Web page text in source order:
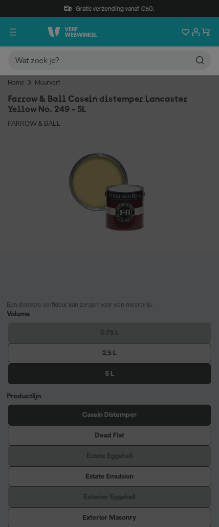
Gratis verzending vanaf €50,-
Home Muurverf
Farrow & Ball Casein distemper Lancaster
Yellow No. 249 - 5L
FARROW & BALL
Een donkere verfkleur kan zorgen voor een meerprijs.
Volume
2.5 L
5 L
Productlijn
Casein Distemper
Dead Flat
Estate Emulsion
Exterior Masonry